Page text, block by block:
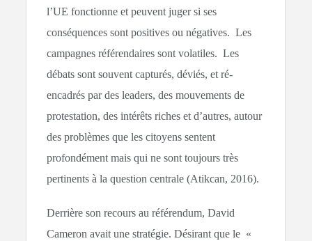
l’UE fonctionne et peuvent juger si ses
conséquences sont positives ou négatives. Les
campagnes référendaires sont volatiles. Les
débats sont souvent capturés, déviés, et ré-
encadrés par des leaders, des mouvements de
protestation, des intérêts riches et d’autres, autour
des problèmes que les citoyens sentent
profondément mais qui ne sont toujours très
pertinents à la question centrale (Atikcan, 2016).
Derrière son recours au référendum, David
Cameron avait une stratégie. Désirant que le «